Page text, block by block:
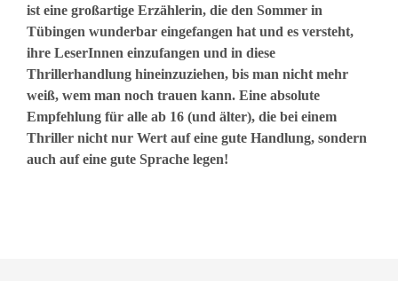
ist eine großartige Erzählerin, die den Sommer in
Tübingen wunderbar eingefangen hat und es versteht,
ihre LeserInnen einzufangen und in diese
Thrillerhandlung hineinzuziehen, bis man nicht mehr
weiß, wem man noch trauen kann. Eine absolute
Empfehlung für alle ab 16 (und älter), die bei einem
Thriller nicht nur Wert auf eine gute Handlung, sondern
auch auf eine gute Sprache legen!